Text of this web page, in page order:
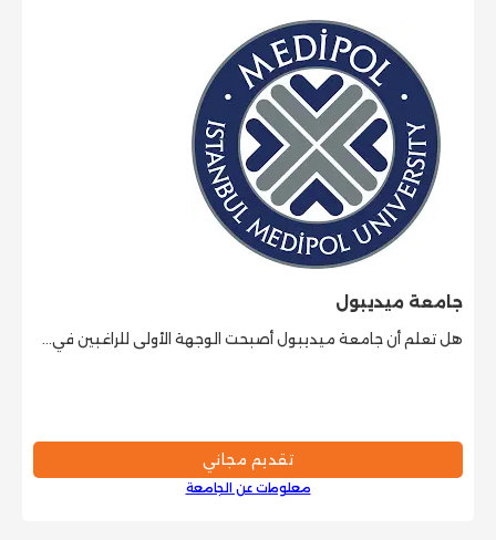
جامعة ميديبول
هل تعلم أن جامعة ميديبول أصبحت الوجهة الأولى للراغبين في…
تقديم مجاني
معلومات عن الجامعة